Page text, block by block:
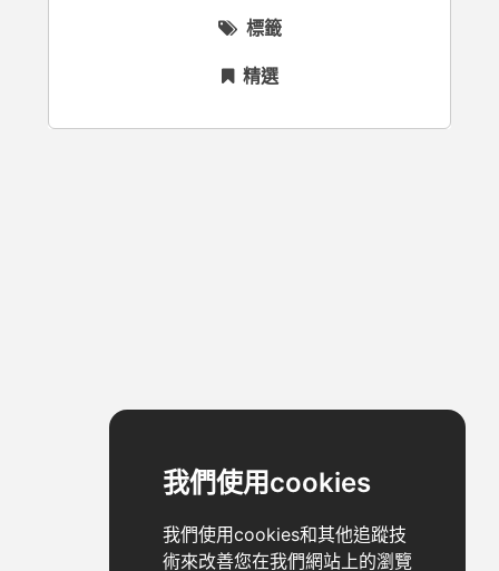
我們使用cookies
我們使用cookies和其他追蹤技
術來改善您在我們網站上的瀏覽
標籤
精選